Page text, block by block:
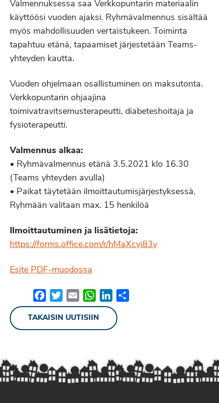
Valmennuksessa saa Verkkopuntarin materiaalin
käyttöösi vuoden ajaksi. Ryhmävalmennus sisältää
myös mahdollisuuden vertaistukeen. Toiminta
tapahtuu etänä, tapaamiset järjestetään Teams-
yhteyden kautta.
Vuoden ohjelmaan osallistuminen on maksutonta.
Verkkopuntarin ohjaajina
toimivatravitsemusterapeutti, diabeteshoitaja ja
fysioterapeutti.
Valmennus alkaa:
• Ryhmävalmennus etänä 3.5.2021 klo 16.30
(Teams yhteyden avulla)
• Paikat täytetään ilmoittautumisjärjestyksessä.
Ryhmään valitaan max. 15 henkilöä
Ilmoittautuminen ja lisätietoja:
https://forms.office.com/r/hMaXcyi83y
Esite PDF-muodossa
FacebookTwitterEmail WhatsApp
LinkedIn
TAKAISIN UUTISIIN